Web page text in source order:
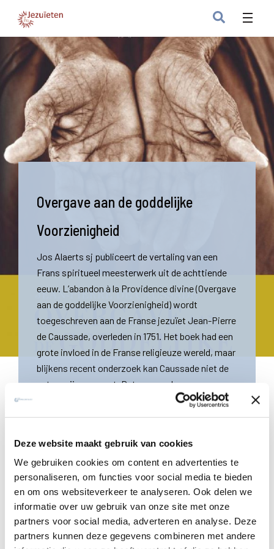
Deze website maakt gebruik van cookies
We gebruiken cookies om content en advertenties te
personaliseren, om functies voor social media te bieden
en om ons websiteverkeer te analyseren. Ook delen we
informatie over uw gebruik van onze site met onze
partners voor social media, adverteren en analyse. Deze
partners kunnen deze gegevens combineren met andere
Overgave aan de goddelijke
Voorzienigheid
Jos Alaerts sj publiceert de vertaling van een
Frans spiritueel meesterwerk uit de achttiende
eeuw. L’abandon à la Providence divine (Overgave
aan de goddelijke Voorzienigheid) wordt
toegeschreven aan de Franse jezuïet Jean-Pierre
de Caussade, overleden in 1751. Het boek had een
grote invloed in de Franse religieuze wereld, maar
blijkens recent onderzoek kan Caussade niet de
auteur zijn geweest. Dat was veeleer een
Het werk is ook in het Nederlands al bekend onder de titel
"Het sacrament van het moment zelf" en sommigen lezen
er een christelijke vorm van boeddhisme in. Maar het is op
en top katholiek. De auteur legt sterk de nadruk op het
actuele van het Woord van God.
De gewijde geschiedenis gaat voort in de ziel die zich